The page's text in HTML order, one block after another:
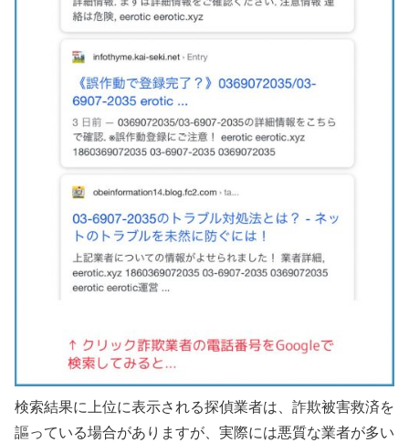
検索結果に上位に表示される探偵業者は、詐欺被害救済を
謳っている場合がありますが、実際には悪質な業者が多い